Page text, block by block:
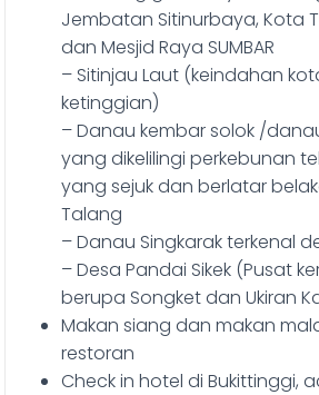
Jembatan Sitinurbaya, Kota
dan Mesjid Raya SUMBAR
– Sitinjau Laut (keindahan
ketinggian)
– Danau kembar solok /
yang dikelilingi perkebunan
yang sejuk dan berlatar
Talang
– Danau Singkarak terkenal
– Desa Pandai Sikek (Pusat
berupa Songket dan Ukiran
Makan siang dan makan
restoran
Check in hotel di Bukittinggi,